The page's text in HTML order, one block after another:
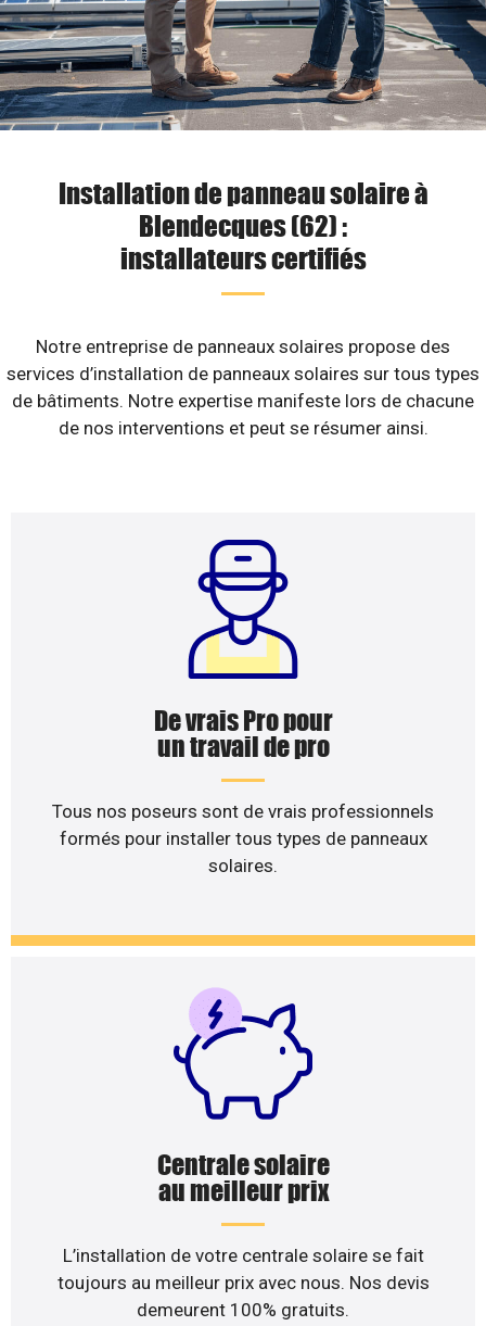
Installation de panneau solaire à
Blendecques (62) :
installateurs certifiés
Notre entreprise de panneaux solaires propose des
services d’installation de panneaux solaires sur tous types
de bâtiments. Notre expertise manifeste lors de chacune
de nos interventions et peut se résumer ainsi.
De vrais Pro pour
un travail de pro
Tous nos poseurs sont de vrais professionnels
formés pour installer tous types de panneaux
solaires.
Centrale solaire
au meilleur prix
L’installation de votre centrale solaire se fait
toujours au meilleur prix avec nous. Nos devis
demeurent 100% gratuits.